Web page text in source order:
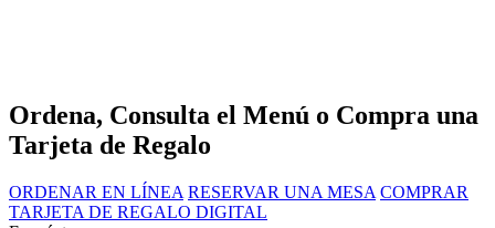
Ordena, Consulta el Menú o Compra una
Tarjeta de Regalo
ORDENAR EN LÍNEA RESERVAR UNA MESA COMPRAR
TARJETA DE REGALO DIGITAL